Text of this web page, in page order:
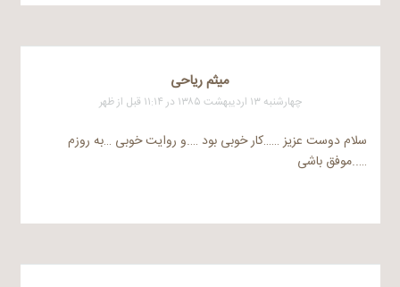
میثم ریاحی
چهارشنبه ۱۳ اردیبهشت ۱۳۸۵ در ۱۱:۱۴ قبل از ظهر
سلام دوست عزیز ……کار خوبی بود ….و روایت خوبی …به روزم
…..موفق باشی